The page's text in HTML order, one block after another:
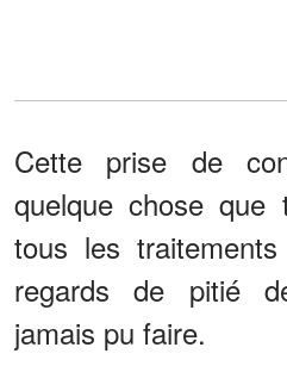
Cette prise de
quelque chose que
tous les
regards de pitié
jamais pu faire.